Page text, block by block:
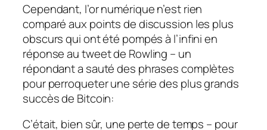
Cependant, l’or numérique n’est rien
comparé aux points de discussion les plus
obscurs qui ont été pompés à l’infini en
réponse au tweet de Rowling – un
répondant a sauté des phrases complètes
pour perroqueter une série des plus grands
succès de Bitcoin:
C’était, bien sûr, une perte de temps – pour